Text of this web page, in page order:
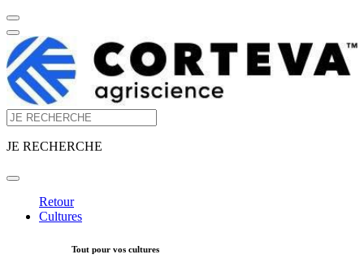
JE RECHERCHE
Retour
Cultures
Tout pour vos cultures